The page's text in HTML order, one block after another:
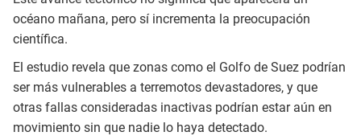
océano mañana, pero sí incrementa la preocupación
científica.
El estudio revela que zonas como el Golfo de Suez podrían
ser más vulnerables a terremotos devastadores, y que
otras fallas consideradas inactivas podrían estar aún en
movimiento sin que nadie lo haya detectado.